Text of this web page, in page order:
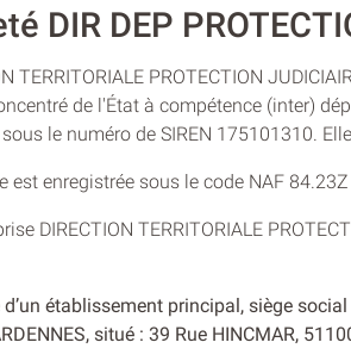
DIR DEP
TERRITORIALE PROTECTION
de l'État à compétence (inter)
le numéro de SIREN 175101310.
est enregistrée sous le code NAF
DIRECTION TERRITORIALE
établissement principal, siège social
situé : 39 Rue HINCMAR,